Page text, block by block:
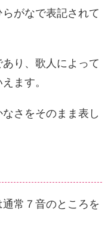
がなで表記されて
り、歌人によって
ます。
さをそのまま表し
通常７音のところを